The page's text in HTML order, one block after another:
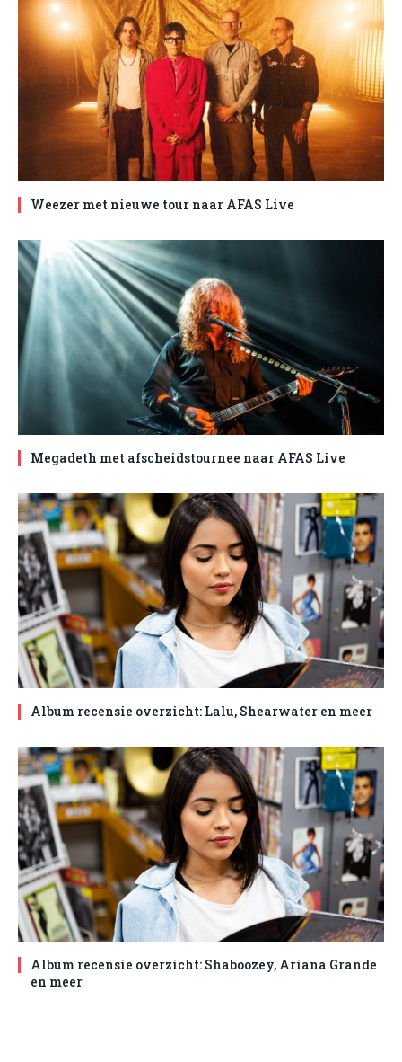
Weezer met nieuwe tour naar AFAS Live
Megadeth met afscheidstournee naar AFAS Live
Album recensie overzicht: Lalu, Shearwater en meer
Album recensie overzicht: Shaboozey, Ariana Grande
en meer